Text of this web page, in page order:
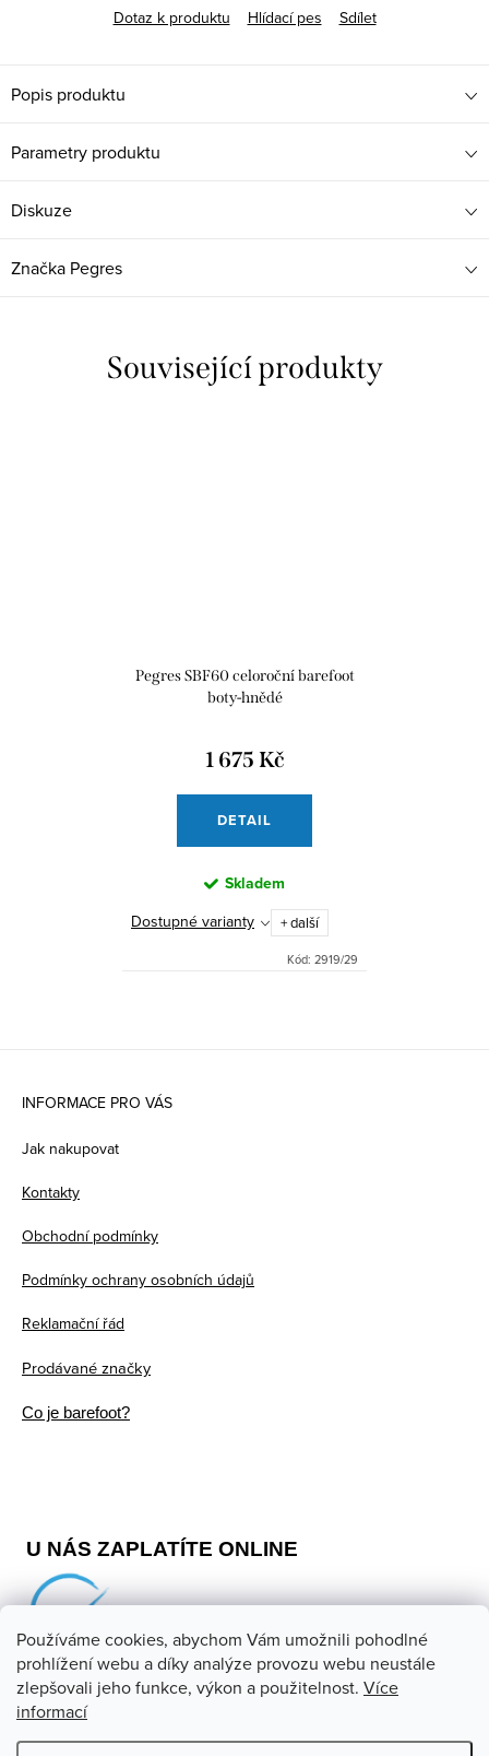
Používáme cookies, abychom Vám umožnili pohodlné
prohlížení webu a díky analýze provozu webu neustále
zlepšovali jeho funkce, výkon a použitelnost. Více
informací
Dotaz k produktu
Hlídací pes Sdílet
Popis produktu
Parametry produktu
Diskuze
Značka Pegres
Související produkty
Pegres SBF60 celoroční barefoot
boty-hnědé
1 675 Kč
DETAIL
Skladem
Dostupné varianty + další
Kód: 2919/29
INFORMACE PRO VÁS
Jak nakupovat
Kontakty
Obchodní podmínky
Podmínky ochrany osobních údajů
Reklamační řád
Prodávané značky
Co je barefoot?
U NÁS ZAPLATÍTE ONLINE